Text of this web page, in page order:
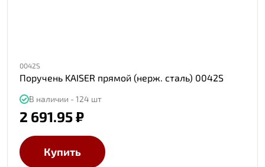
0042S
Поручень KAISER прямой (нерж. сталь) 0042S
В наличии - 124 шт
2 691.95 ₽
Купить